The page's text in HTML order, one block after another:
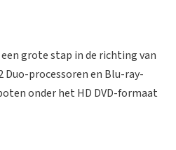
grote stap in de richting van
processoren en Blu-ray-
onder het HD DVD-formaat